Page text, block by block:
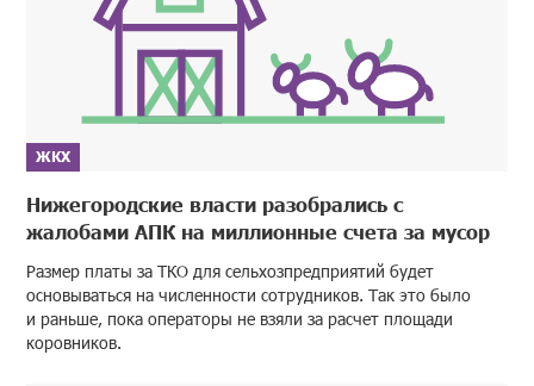
ЖКХ
Нижегородские власти разобрались с
жалобами АПК на миллионные счета за мусор
Размер платы за ТКО для сельхозпредприятий будет
основываться на численности сотрудников. Так это было
и раньше, пока операторы не взяли за расчет площади
коровников.